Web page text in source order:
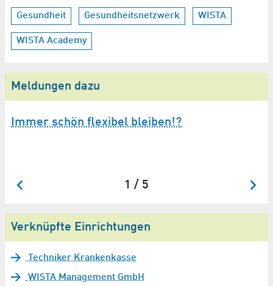
Gesundheit Gesundheitsnetzwerk WISTA
WISTA Academy
Meldungen dazu
Immer schön flexibel bleiben!?
1 / 5
Verknüpfte Einrichtungen
Techniker Krankenkasse
WISTA Management GmbH